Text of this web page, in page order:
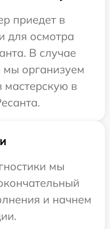
приедет в
для осмотра
В случае
организуем
мастерскую в
мы
и начнем